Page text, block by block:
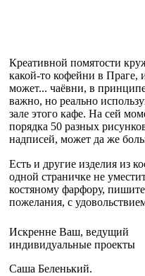
Креативной помятости
какой-то кофейни в Праге,
может... чаёвни, в
важно, но реально
зале этого кафе. На сей
порядка 50 разных
надписей, может да же
Есть и другие изделия из
одной страничке не
костяному фарфору,
пожелания, с
Искренне Ваш, ведущий
индивидуальные проекты
Саша Беленький.